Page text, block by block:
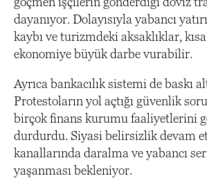
dayanıyor. Dolayısıyla yabancı
kaybı ve turizmdeki aksaklıklar,
ekonomiye büyük darbe vurabilir.
Ayrıca bankacılık sistemi de baskı
Protestoların yol açtığı güvenlik
birçok finans kurumu faaliyetlerini
durdurdu. Siyasi belirsizlik devam
kanallarında daralma ve yabancı
yaşanması bekleniyor.